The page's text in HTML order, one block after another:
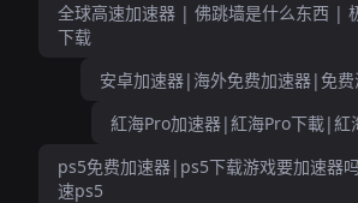
全球高速加速器 | 佛跳墙是什么东西 |
下载
安卓加速器|海外免费加速器|免费
紅海Pro加速器|紅海Pro下載|紅
ps5免费加速器|ps5下载游戏要加速器
速ps5